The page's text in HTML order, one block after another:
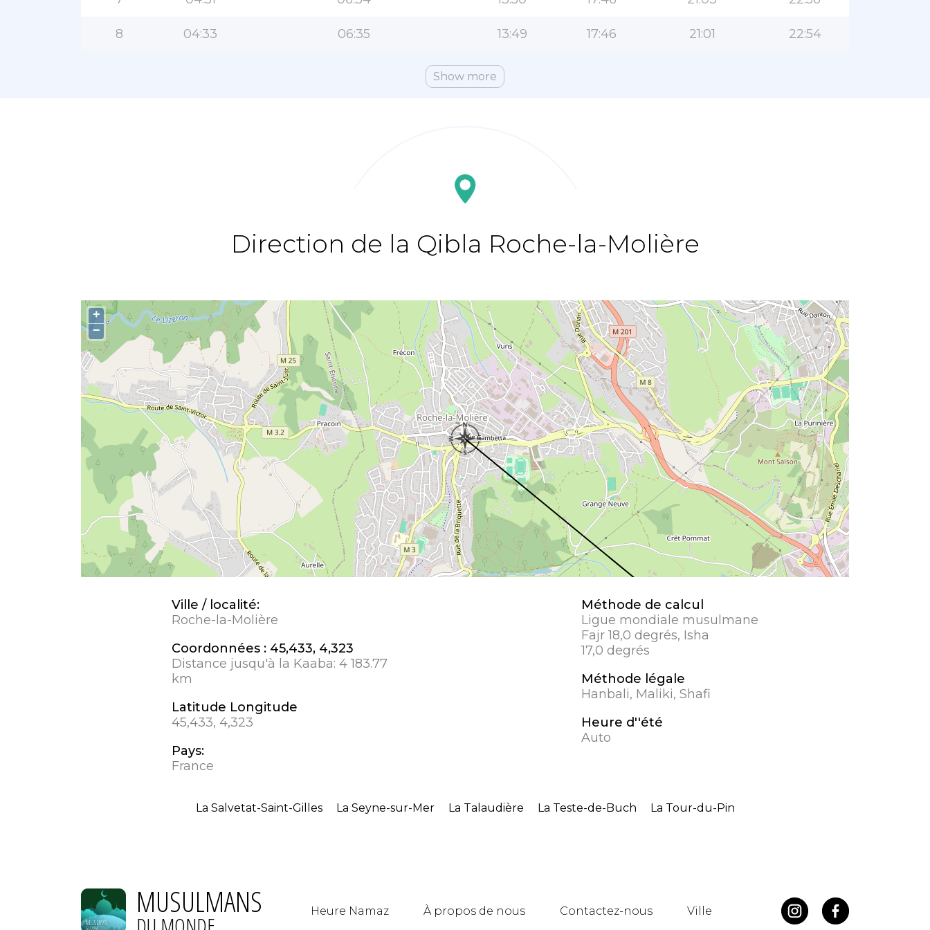
8 04:33 06:35 13:49 17:46 21:01 22:54
Show more
Direction de la Qibla Roche-la-Molière
+
−
Ville / localité:
Roche-la-Molière
Coordonnées : 45,433, 4,323
Distance jusqu'à la Kaaba:4 183.77
km
Latitude Longitude
45,433, 4,323
Pays:
France
Méthode de calcul
Ligue mondiale musulmane
Fajr 18,0 degrés, Isha
17,0 degrés
Méthode légale
Hanbali, Maliki, Shafi
Heure d''été
Auto
La Salvetat-Saint-Gilles La Seyne-sur-Mer La Talaudière La Teste-de-Buch La Tour-du-Pin
MUSULMANS Heure Namaz À propos de nous Contactez-nous Ville